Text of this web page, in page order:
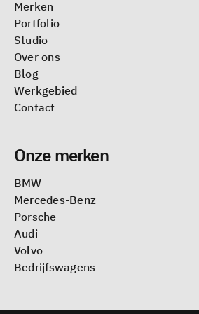
Merken
Portfolio
Studio
Over ons
Blog
Werkgebied
Contact
Onze merken
BMW
Mercedes-Benz
Porsche
Audi
Volvo
Bedrijfswagens